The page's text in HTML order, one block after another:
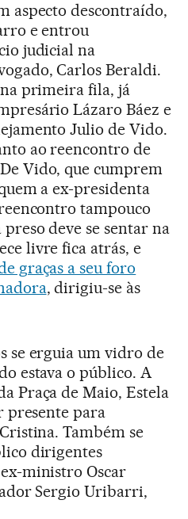
aspecto descontraído,
e entrou
judicial na
Carlos Beraldi.
primeira fila, já
Lázaro Báez e
Julio de Vido.
ao reencontro de
Vido, que cumprem
a ex-presidenta
tampouco
deve se sentar na
livre fica atrás, e
graças a seu foro
, dirigiu-se às
se erguia um vidro de
estava o público. A
Praça de Maio, Estela
presente para
Também se
dirigentes
ministro Oscar
Sergio Uribarri,